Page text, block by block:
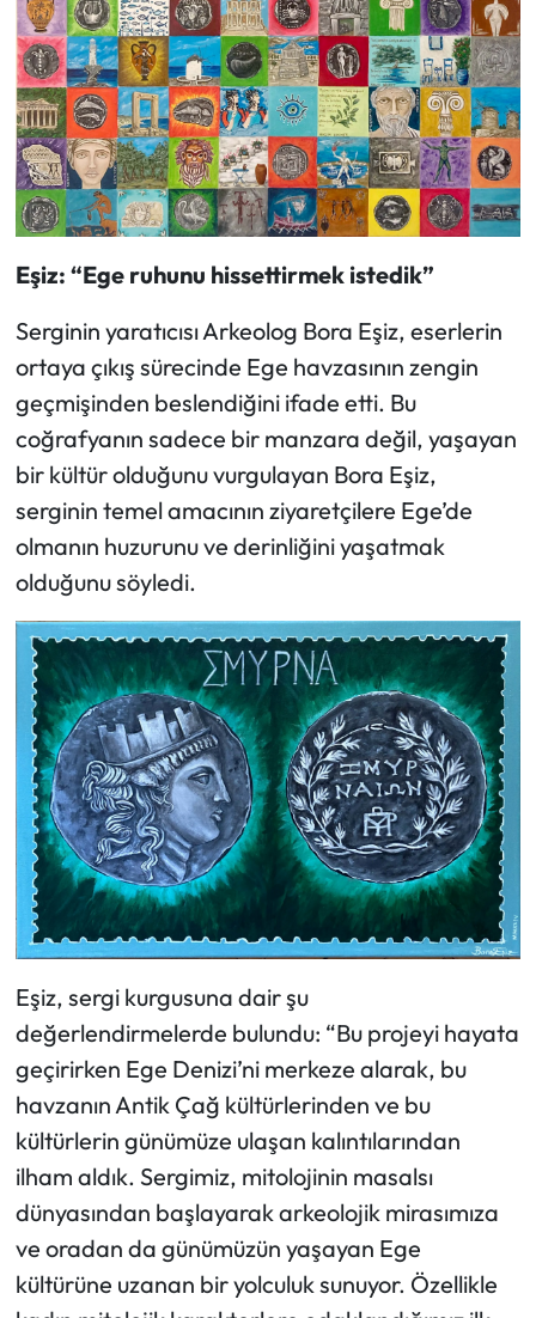
Eşiz: “Ege ruhunu hissettirmek istedik”
Serginin yaratıcısı Arkeolog Bora Eşiz, eserlerin
ortaya çıkış sürecinde Ege havzasının zengin
geçmişinden beslendiğini ifade etti. Bu
coğrafyanın sadece bir manzara değil, yaşayan
bir kültür olduğunu vurgulayan Bora Eşiz,
serginin temel amacının ziyaretçilere Ege’de
olmanın huzurunu ve derinliğini yaşatmak
olduğunu söyledi.
Eşiz, sergi kurgusuna dair şu
değerlendirmelerde bulundu: “Bu projeyi hayata
geçirirken Ege Denizi’ni merkeze alarak, bu
havzanın Antik Çağ kültürlerinden ve bu
kültürlerin günümüze ulaşan kalıntılarından
ilham aldık. Sergimiz, mitolojinin masalsı
dünyasından başlayarak arkeolojik mirasımıza
ve oradan da günümüzün yaşayan Ege
kültürüne uzanan bir yolculuk sunuyor. Özellikle